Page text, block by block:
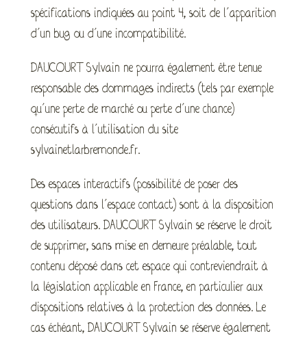
spécifications indiquées au point 4, soit de l’apparition
d’un bug ou d’une incompatibilité.
DAUCOURT Sylvain ne pourra également être tenue
responsable des dommages indirects (tels par exemple
qu’une perte de marché ou perte d’une chance)
consécutifs à l’utilisation du site
sylvainetlarbremonde.fr.
Des espaces interactifs (possibilité de poser des
questions dans l’espace contact) sont à la disposition
des utilisateurs. DAUCOURT Sylvain se réserve le droit
de supprimer, sans mise en demeure préalable, tout
contenu déposé dans cet espace qui contreviendrait à
la législation applicable en France, en particulier aux
dispositions relatives à la protection des données. Le
cas échéant, DAUCOURT Sylvain se réserve également